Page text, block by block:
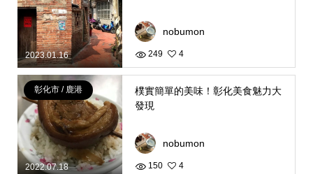
2023.01.16
nobumon
249 4
2022.07.18
彰化市 / 鹿港
樸實簡單的美味！彰化美食魅力大
發現
nobumon
150 4